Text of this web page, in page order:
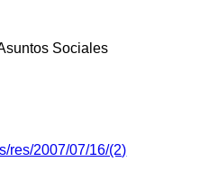
Sociales
res/2007/07/16/(2)